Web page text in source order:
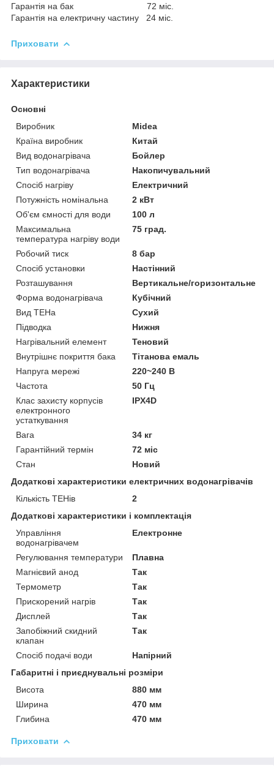
Гарантія на бак 72 міс.
Гарантія на електричну частину 24 міс.
Приховати
Характеристики
Основні
Виробник
Midea
Країна виробник
Китай
Вид водонагрівача
Бойлер
Тип водонагрівача
Накопичувальний
Спосіб нагріву
Електричний
Потужність номінальна
2 кВт
Об'єм ємності для води
100 л
Максимальна
температура нагріву води
75 град.
Робочий тиск
8 бар
Спосіб установки
Настінний
Розташування
Вертикальне/горизонтальне
Форма водонагрівача
Кубічний
Вид ТЕНа
Сухий
Підводка
Нижня
Нагрівальний елемент
Теновий
Внутрішнє покриття бака
Тітанова емаль
Напруга мережі
220~240 В
Частота
50 Гц
Клас захисту корпусів
електронного
устаткування
IPX4D
Вага
34 кг
Гарантійний термін
72 міс
Стан
Новий
Додаткові характеристики електричних водонагрівачів
Кількість ТЕНів
2
Додаткові характеристики і комплектація
Управління
водонагрівачем
Електронне
Регулювання температури
Плавна
Магнієвий анод
Так
Термометр
Так
Прискорений нагрів
Так
Дисплей
Так
Запобіжний скидний
клапан
Так
Спосіб подачі води
Напірний
Габаритні і приєднувальні розміри
Висота
880 мм
Ширина
470 мм
Глибина
470 мм
Приховати